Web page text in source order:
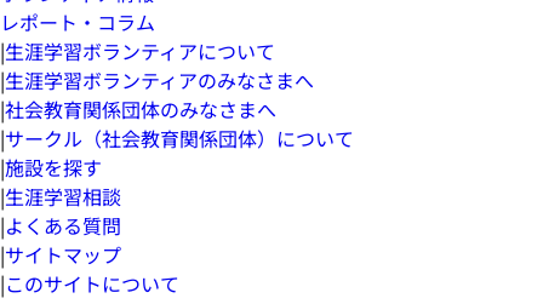
レポート・コラム
|生涯学習ボランティアについて
|生涯学習ボランティアのみなさまへ
|社会教育関係団体のみなさまへ
|サークル（社会教育関係団体）について
|施設を探す
|生涯学習相談
|よくある質問
|サイトマップ
|このサイトについて